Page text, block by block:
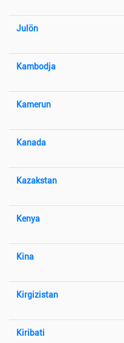
Julön
Kambodja
Kamerun
Kanada
Kazakstan
Kenya
Kina
Kirgizistan
Kiribati